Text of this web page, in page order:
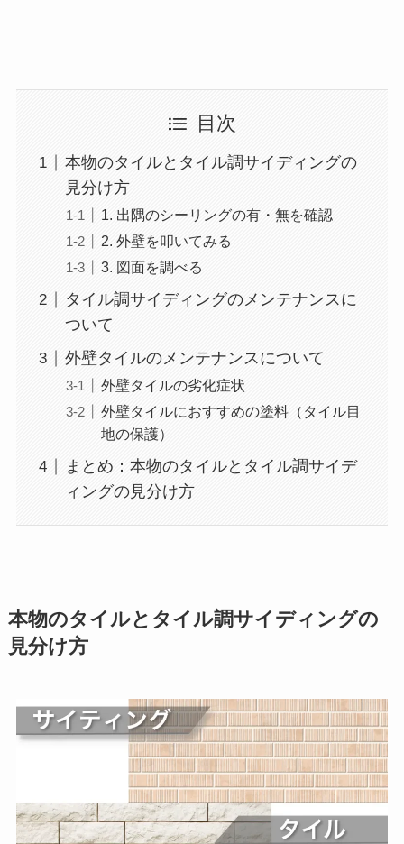
目次
本物のタイルとタイル調サイディングの
見分け方
1. 出隅のシーリングの有・無を確認
2. 外壁を叩いてみる
3. 図面を調べる
タイル調サイディングのメンテナンスに
ついて
外壁タイルのメンテナンスについて
外壁タイルの劣化症状
外壁タイルにおすすめの塗料（タイル目
地の保護）
まとめ：本物のタイルとタイル調サイデ
ィングの見分け方
本物のタイルとタイル調サイディングの
見分け方